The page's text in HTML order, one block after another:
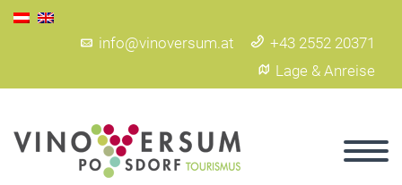
info@vinoversum.at
+43 2552 20371
Lage & Anreise